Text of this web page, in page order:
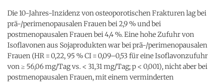
Die 10-Jahres-Inzidenz von osteoporotischen Frakturen lag bei
prä-/perimenopausalen Frauen bei 2,9 % und bei
postmenopausalen Frauen bei 4,4 %. Eine hohe Zufuhr von
Isoflavonen aus Sojaprodukten war bei prä-/perimenopausalen
Frauen (HR = 0,22, 95 % CI = 0,09–0,53 für eine Isoflavonzufuhr
von ≥ 56,06 mg/Tag vs. < 31,31 mg/Tag; p < 0,001), nicht aber bei
postmenopausalen Frauen, mit einem verminderten